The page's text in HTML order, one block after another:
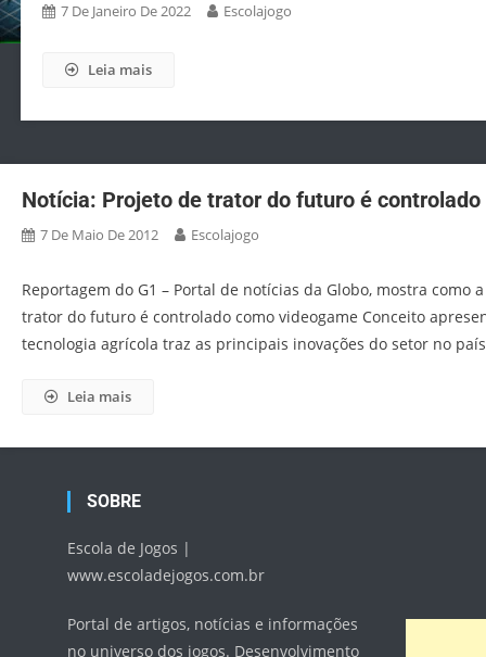
7 De Janeiro De 2022 Escolajogo
Leia mais
Notícia: Projeto de trator do futuro é
7 De Maio De 2012 Escolajogo
Reportagem do G1 – Portal de notícias da Globo, mostra
trator do futuro é controlado como videogame Conceito
tecnologia agrícola traz as principais inovações do setor no
Leia mais
SOBRE
Escola de Jogos |
www.escoladejogos.com.br
Portal de artigos, notícias e informações
no universo dos jogos. Desenvolvimento